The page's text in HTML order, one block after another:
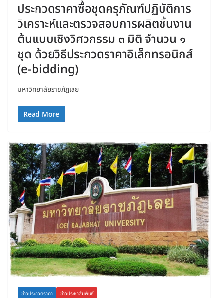
ประกวดราคาซื้อชุดครุภัณฑ์ปฏิบัติการ
วิเคราะห์และตรวจสอบการผลิตชิ้นงาน
ต้นแบบเชิงวิศวกรรม ๓ มิติ จำนวน ๑
ชุด ด้วยวิธีประกวดราคาอิเล็กทรอนิกส์
(e-bidding)
มหาวิทยาลัยราชภัฏเลย
Read More
ข่าวประกวดราคา ข่าวประชาสัมพันธ์